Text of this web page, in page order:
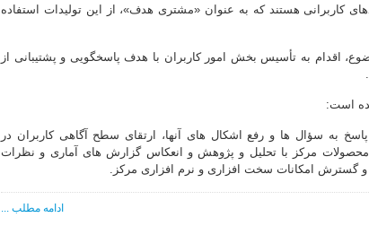
کاربرانی هستند که به عنوان «مشتری هدف»، از این تولیدات استفاده
اقدام به تأسیس بخش امور کاربران با هدف پاسخگویی و پشتیبانی از
است:
به سؤال ها و رفع اشکال های آنها، ارتقای سطح آگاهی کاربران در
مرکز با تحلیل و پژوهش و انعکاس گزارش های آماری و نظرات
و گسترش امکانات سخت افزاری و نرم افزاری مرکز.
ادامه مطلب ...